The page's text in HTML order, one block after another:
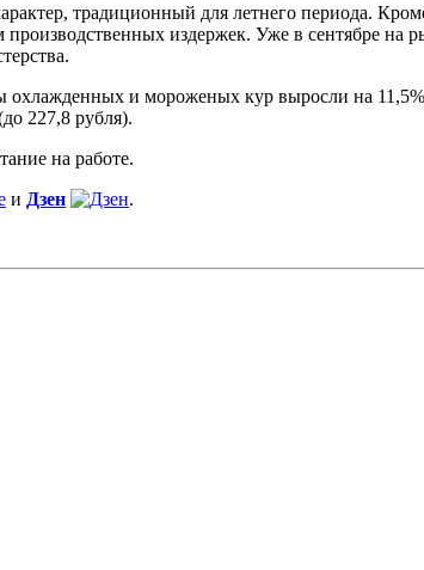
традиционный для летнего периода.
издержек. Уже в сентябре
и мороженых кур выросли на
227,8 рубля).
на работе.
и Дзен .